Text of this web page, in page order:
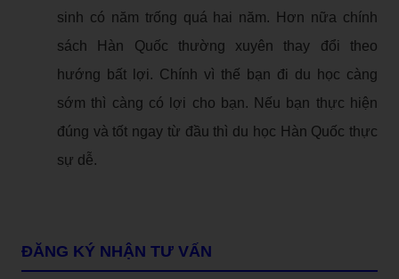
sinh có năm trống quá hai năm. Hơn nữa chính
sách Hàn Quốc thường xuyên thay đổi theo
hướng bất lợi. Chính vì thế bạn đi du học càng
sớm thì càng có lợi cho bạn. Nếu bạn thực hiện
đúng và tốt ngay từ đầu thì du học Hàn Quốc thực
sự dễ.
ĐĂNG KÝ NHẬN TƯ VẤN